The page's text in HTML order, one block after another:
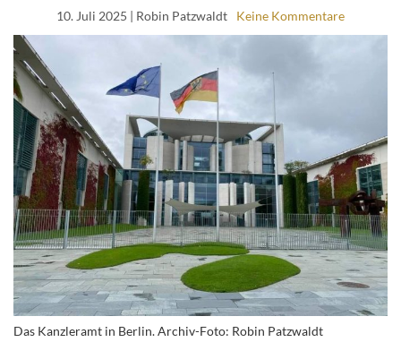
10. Juli 2025 | Robin Patzwaldt Keine Kommentare
Das Kanzleramt in Berlin. Archiv-Foto: Robin Patzwaldt